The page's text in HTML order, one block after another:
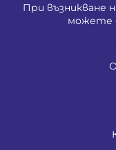
При възникване
можете